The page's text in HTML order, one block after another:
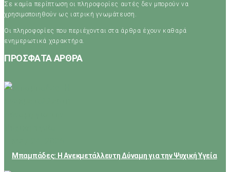
Σε καμία περίπτωση οι πληροφορίες αυτές δεν μπορούν να
χρησιμοποιηθούν ως ιατρική γνωμάτευση.
Οι πληροφορίες που περιέχονται στα άρθρα έχουν καθαρά
ενημερωτικά χαρακτήρα.
ΠΡΟΣΦΑΤΑ ΑΡΘΡΑ
Μπαμπάδες: Η Ανεκμετάλλευτη Δύναμη για την Ψυχική Υγεία